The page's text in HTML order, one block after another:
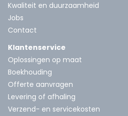
Kwaliteit en duurzaamheid
Jobs
Contact
Klantenservice
Oplossingen op maat
Boekhouding
Offerte aanvragen
Levering of afhaling
Verzend- en servicekosten